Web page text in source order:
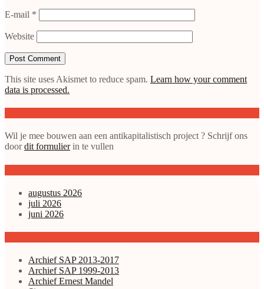
E-mail *
Website
This site uses Akismet to reduce spam. Learn how your comment
data is processed.
Wil je mee bouwen aan een antikapitalistisch project ? Schrijf ons
doordit formulierin te vullen
augustus 2026
juli 2026
juni 2026
Archief SAP 2013-2017
Archief SAP 1999-2013
Archief Ernest Mandel